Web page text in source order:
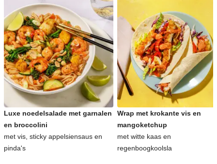
Luxe noedelsalade met garnalen
en broccolini
met vis, sticky appelsiensaus en
pinda's
Wrap met krokante vis en
mangoketchup
met witte kaas en
regenboogkoolsla